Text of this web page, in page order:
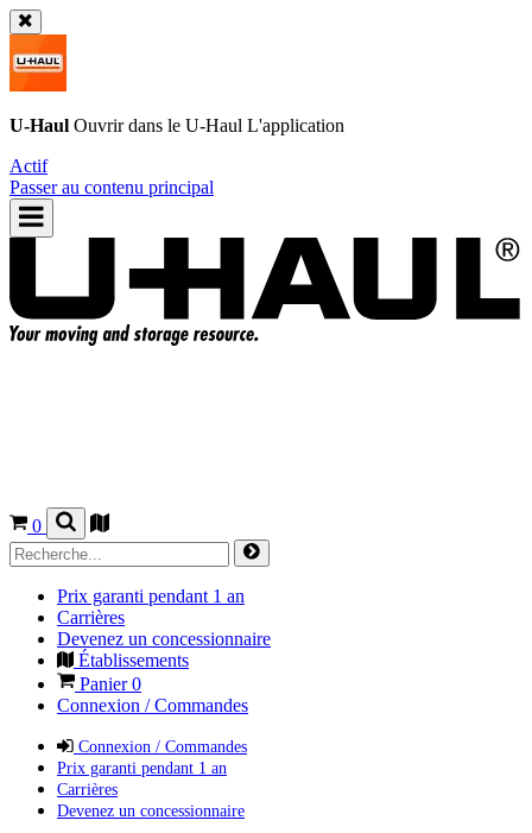
U-Haul Ouvrir dans le U-Haul L'application
Actif
Passer au contenu principal
0
Prix garanti pendant 1 an
Carrières
Devenez un concessionnaire
Établissements
Panier0
Connexion / Commandes
Connexion / Commandes
Prix garanti pendant 1 an
Carrières
Devenez un concessionnaire